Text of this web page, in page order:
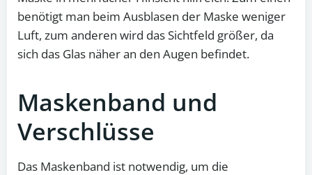
benötigt man beim Ausblasen der Maske weniger
Luft, zum anderen wird das Sichtfeld größer, da
sich das Glas näher an den Augen befindet.
Maskenband und
Verschlüsse
Das Maskenband ist notwendig, um die